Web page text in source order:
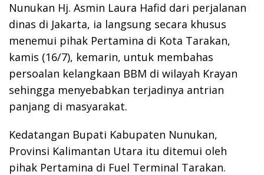
Nunukan Hj. Asmin Laura Hafid dari perjalanan
dinas di Jakarta, ia langsung secara khusus
menemui pihak Pertamina di Kota Tarakan,
kamis (16/7), kemarin, untuk membahas
persoalan kelangkaan BBM di wilayah Krayan
sehingga menyebabkan terjadinya antrian
panjang di masyarakat.
Kedatangan Bupati Kabupaten Nunukan,
Provinsi Kalimantan Utara itu ditemui oleh
pihak Pertamina di Fuel Terminal Tarakan.